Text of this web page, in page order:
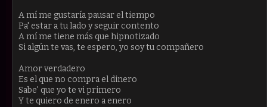
A mí me gustaría pausar el tiempo
Pa' estar a tu lado y seguir contento
A mí me tiene más que hipnotizado
Si algún te vas, te espero, yo soy tu compañero
Amor verdadero
Es el que no compra el dinero
Sabe' que yo te vi primero
Y te quiero de enero a enero